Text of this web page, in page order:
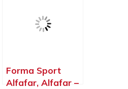
Forma Sport
Alfafar, Alfafar –